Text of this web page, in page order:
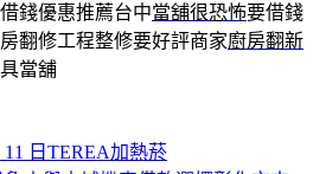
錢優惠推薦台中當舖很恐怖要借錢
翻修工程整修要好評商家廚房翻新
當舖
日 類
TEREA加熱菸